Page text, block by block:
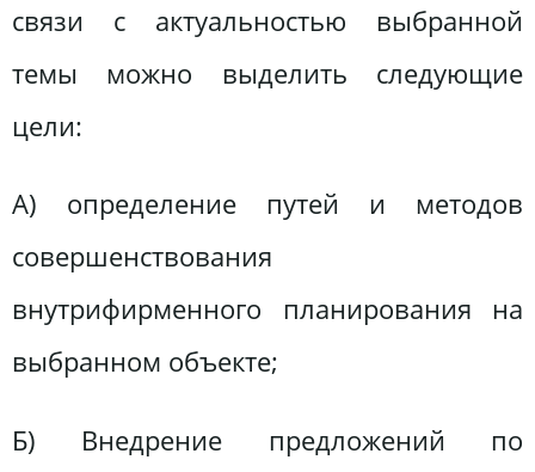
связи с актуальностью выбранной
темы можно выделить следующие
цели:
А) определение путей и методов
совершенствования
внутрифирменного планирования на
выбранном объекте;
Б) Внедрение предложений по